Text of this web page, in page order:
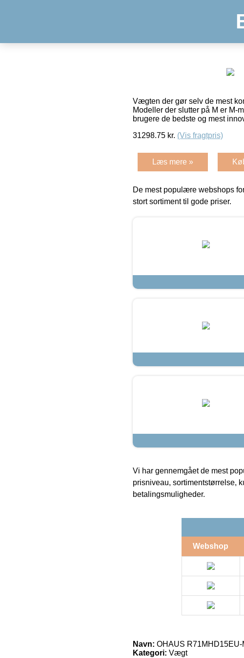
Vægten der gør selv de mest
Modeller der slutter på M er
brugere de bedste og mest
31298.75 kr. (Vis fragtpris)
Læs mere »
De mest populære webshops
stort sortiment til gode priser.
Vi har gennemgået de mest
prisniveau, sortimentstørrelse,
betalingsmuligheder.
Webshop
Navn: OHAUS R71MHD15EU-
Kategori: Vægt